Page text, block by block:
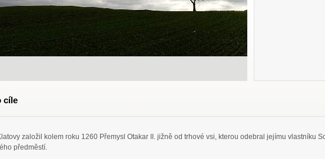
cíle
založil kolem roku 1260 Přemysl Otakar II. jižně od trhové vsi, kterou odebral jejímu vlastníku
předměstí.